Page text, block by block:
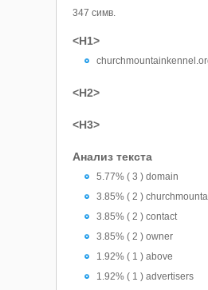
347 симв.
<H1>
<H2>
<H3>
Анализ текста
5.77% ( 3 ) domain
3.85% ( 2 )
3.85% ( 2 ) contact
3.85% ( 2 ) owner
1.92% ( 1 ) above
1.92% ( 1 ) advertisers